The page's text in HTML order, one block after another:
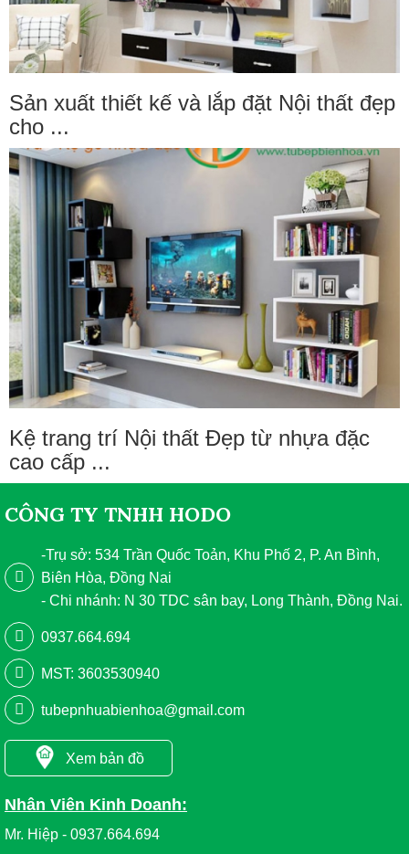
Sản xuất thiết kế và lắp đặt Nội thất đẹp
cho ...
Kệ trang trí Nội thất Đẹp từ nhựa đặc
cao cấp ...
CÔNG TY TNHH HODO
-Trụ sở: 534 Trần Quốc Toản, Khu Phố 2, P. An Bình,
Biên Hòa, Đồng Nai
- Chi nhánh: N 30 TDC sân bay, Long Thành, Đồng Nai.
0937.664.694
MST: 3603530940
tubepnhuabienhoa@gmail.com
Xem bản đồ
Nhân Viên Kinh Doanh:
Mr. Hiệp - 0937.664.694